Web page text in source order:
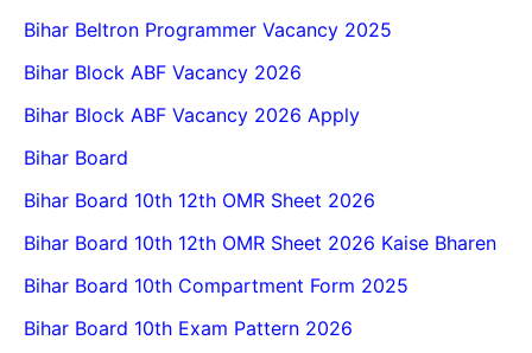
Bihar Beltron Programmer Vacancy 2025
Bihar Block ABF Vacancy 2026
Bihar Block ABF Vacancy 2026 Apply
Bihar Board
Bihar Board 10th 12th OMR Sheet 2026
Bihar Board 10th 12th OMR Sheet 2026 Kaise Bharen
Bihar Board 10th Compartment Form 2025
Bihar Board 10th Exam Pattern 2026